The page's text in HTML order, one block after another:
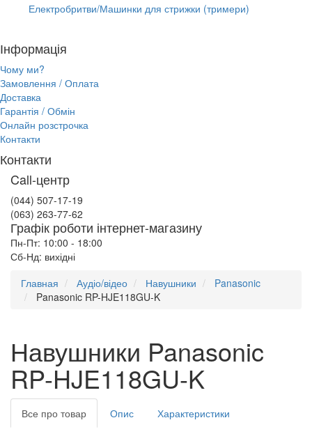
Електробритви/Машинки для стрижки (тримери)
Інформація
Чому ми?
Замовлення / Оплата
Доставка
Гарантія / Обмін
Онлайн розстрочка
Контакти
Контакти
Call-центр
(044) 507-17-19
(063) 263-77-62
Графік роботи інтернет-магазину
Пн-Пт: 10:00 - 18:00
Сб-Нд: вихідні
Главная
Аудіо/відео Навушники
Panasonic
Panasonic RP-HJE118GU-K
Навушники Panasonic
RP-HJE118GU-K
Все про товар Опис Характеристики